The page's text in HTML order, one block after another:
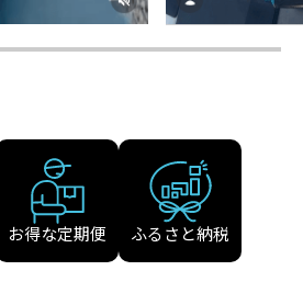
お得な定期便 ふるさと納税